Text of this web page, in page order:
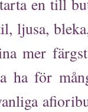
en till
ljusa,
mer
ha för